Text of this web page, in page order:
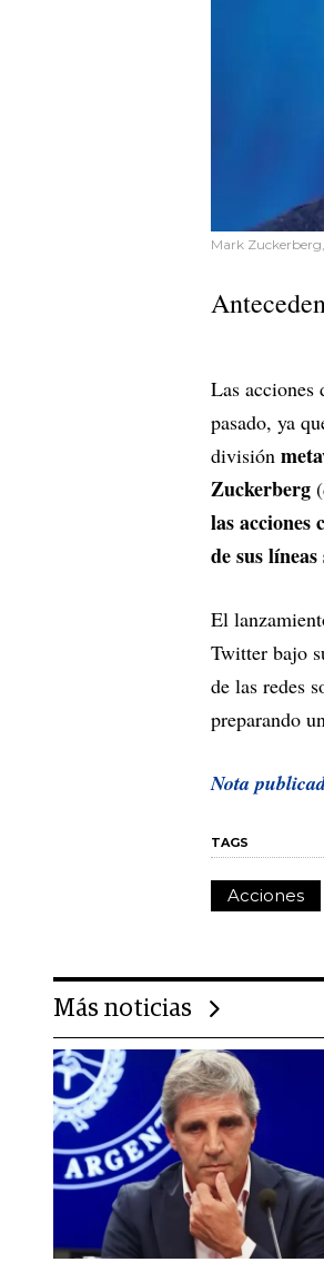
Mark
Las acciones
pasado, ya
división
Zuckerberg
las acciones
de sus
El
Twitter bajo
de las redes
preparando
Nota
TAGS
Acciones
Más noticias